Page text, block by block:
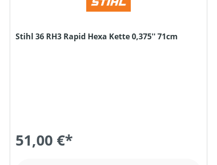
Stihl 36 RH3 Rapid Hexa Kette 0,375'' 71cm
51,00 €*